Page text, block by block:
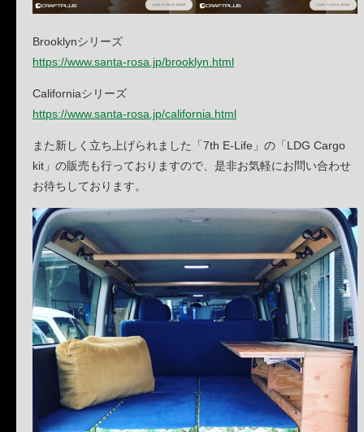
Brooklynシリーズ
https://www.santa-rosa.jp/brooklyn.html
Californiaシリーズ
https://www.santa-rosa.jp/california.html
また新しく立ち上げられました「7th E-Life」の「LDG Cargo
kit」の販売も行っておりますので、是非お気軽にお問い合わせ
お待ちしております。